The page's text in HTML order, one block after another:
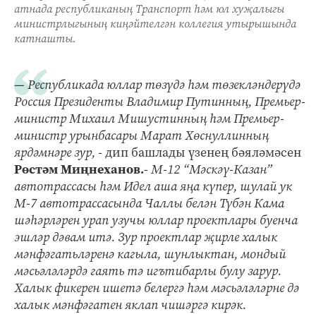
атнада республиканың Транспорт һәм юл хуҗалыгы
министрлыгының киңәйтелгән коллегия утырышында
катнашты.
—Республикада юллар төзүдә һәм төзекләндерүдә
Россия Президенты Владимир Путинның, Премьер-
министр Михаил Мишустинның һәм Премьер-
министр урынбасары Марат Хөснуллинның
ярдәмнәре зур, -дип башлады үзенең бәяләмәсен
Рөстәм Миңнеханов.- М-12 “Мәскәү-Казан”
автотрассасы һәм Идел аша яңа күпер, шулай ук
М-7 автотрассасында Чаллы белән Түбән Кама
шәһәрләрен урап узучы юллар проектлары буенча
эшләр дәвам итә. Зур проектлар җирле халык
мәнфәгатьләренә кагыла, шунлыктан, мондый
мәсьәләләрдә гаять тә игътибарлы булу зарур.
Халык фикерен ишетә белергә һәм мәсьәләләрне дә
халык мәнфәгатен яклап чишәргә кирәк.